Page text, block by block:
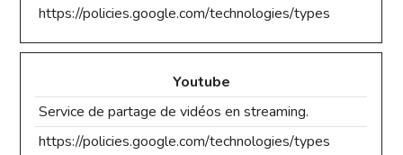
https://policies.google.com/technologies/types
Youtube
Service de partage de vidéos en streaming.
https://policies.google.com/technologies/types